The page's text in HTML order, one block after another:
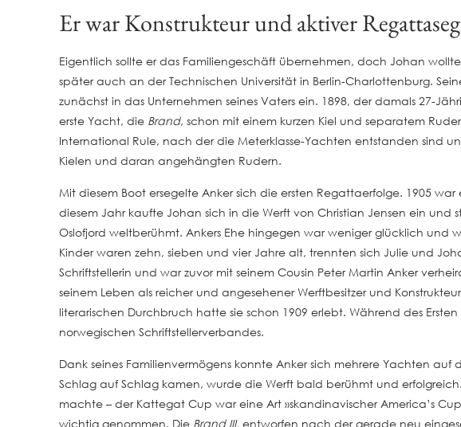
Er war Konstrukteur und aktiver
Eigentlich sollte er das Familiengeschäft übernehmen, doch Johan
später auch an der Technischen Universität in Berlin-Charlottenburg.
zunächst in das Unternehmen seines Vaters ein. 1898, der damals 27-
erste Yacht, die Brand, schon mit einem kurzen Kiel und separatem
International Rule, nach der die Meterklasse-Yachten entstanden sind
Kielen und daran angehängten Rudern.
Mit diesem Boot ersegelte Anker sich die ersten Regattaerfolge. 1905
diesem Jahr kaufte Johan sich in die Werft von Christian Jensen ein
Oslofjord weltberühmt. Ankers Ehe hingegen war weniger glücklich und
Kinder waren zehn, sieben und vier Jahre alt, trennten sich Julie und
Schriftstellerin und war zuvor mit seinem Cousin Peter Martin Anker
seinem Leben als reicher und angesehener Werftbesitzer und
literarischen Durchbruch hatte sie schon 1909 erlebt. Während des
norwegischen Schriftstellerverbandes.
Dank seines Familienvermögens konnte Anker sich mehrere Yachten
Schlag auf Schlag kamen, wurde die Werft bald berühmt und
machte – der Kattegat Cup war eine Art »skandinavischer America’s
wichtig genommen. Die Brand III,entworfen nach der gerade neu